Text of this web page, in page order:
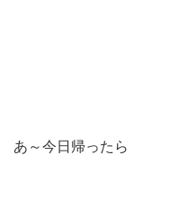
あ～今日帰ったら